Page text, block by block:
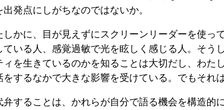
出発点にしがちなのではないか。
しかに、目が見えずにスクリーンリーダーを使っ
ている人、感覚過敏で光を眩しく感じる人。そう
ィを生きているのかを知ることは大切だし、わた
をするなかで大きな影響を受けている。でもそれ
弁することは、かれらが自分で語る機会を構造的